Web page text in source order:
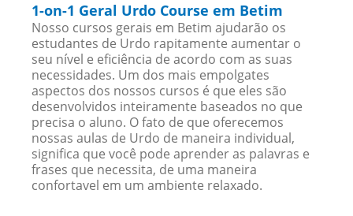
1-on-1 Geral Urdo Course em Betim
Nosso cursos gerais em Betim ajudarão os
estudantes de Urdo rapitamente aumentar o
seu nível e eficiência de acordo com as suas
necessidades. Um dos mais empolgates
aspectos dos nossos cursos é que eles são
desenvolvidos inteiramente baseados no que
precisa o aluno. O fato de que oferecemos
nossas aulas de Urdo de maneira individual,
significa que você pode aprender as palavras e
frases que necessita, de uma maneira
confortavel em um ambiente relaxado.